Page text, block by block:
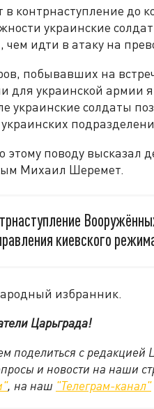
в контрнаступление до
украинские
чем идти в атаку на
побывавших на
для украинской армии
украинские солдаты
этому поводу высказал
Михаил Шеремет.
киевского
избранник.
Царьграда!
поделиться с
и новости на наши
, на наш "Телеграм-канал"